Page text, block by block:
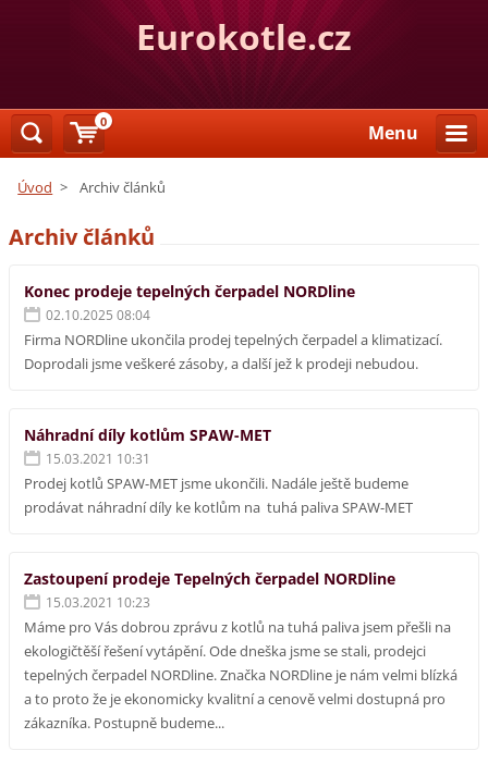
Eurokotle.cz
Menu
Úvod > Archiv článků
Archiv článků
Konec prodeje tepelných čerpadel NORDline
02.10.2025 08:04
Firma NORDline ukončila prodej tepelných čerpadel a klimatizací.
Doprodali jsme veškeré zásoby, a další jež k prodeji nebudou.
Náhradní díly kotlům SPAW-MET
15.03.2021 10:31
Prodej kotlů SPAW-MET jsme ukončili. Nadále ještě budeme
prodávat náhradní díly ke kotlům na tuhá paliva SPAW-MET
Zastoupení prodeje Tepelných čerpadel NORDline
15.03.2021 10:23
Máme pro Vás dobrou zprávu z kotlů na tuhá paliva jsem přešli na
ekologičtěší řešení vytápění. Ode dneška jsme se stali, prodejci
tepelných čerpadel NORDline. Značka NORDline je nám velmi blízká
a to proto že je ekonomicky kvalitní a cenově velmi dostupná pro
zákazníka. Postupně budeme...
0